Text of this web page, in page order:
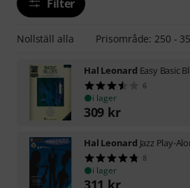
Filter
Nollställ alla Prisområde: 250 -
Hal Leonard Easy Basic
6
i lager
309 kr
Hal Leonard Jazz Play-
8
i lager
311 kr